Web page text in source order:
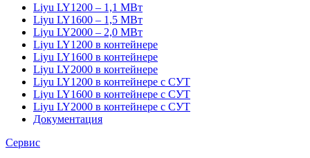
Liyu LY1200 – 1,1 МВт
Liyu LY1600 – 1,5 МВт
Liyu LY2000 – 2,0 МВт
Liyu LY1200 в контейнере
Liyu LY1600 в контейнере
Liyu LY2000 в контейнере
Liyu LY1200 в контейнере с СУТ
Liyu LY1600 в контейнере с СУТ
Liyu LY2000 в контейнере с СУТ
Документация
Сервис